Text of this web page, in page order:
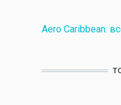
Aero Caribbean: